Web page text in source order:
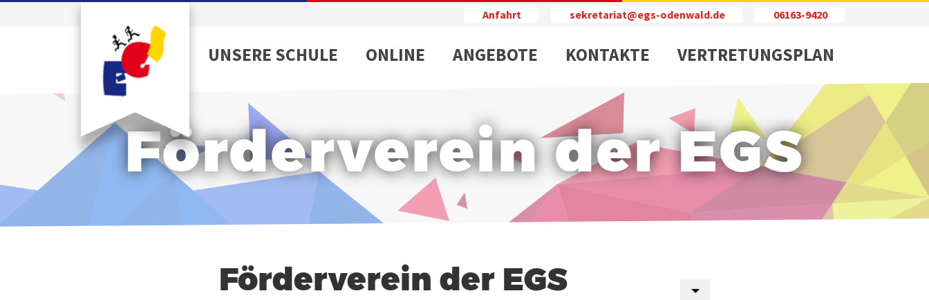
Anfahrt sekretariat@egs-odenwald.de 06163-9420
UNSERE SCHULE ONLINE ANGEBOTE KONTAKTE VERTRETUNGSPLAN
Förderverein der EGS
Förderverein der EGS